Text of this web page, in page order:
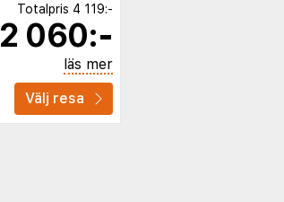
Totalpris 4 119:-
2 060:-
läs mer
Välj resa